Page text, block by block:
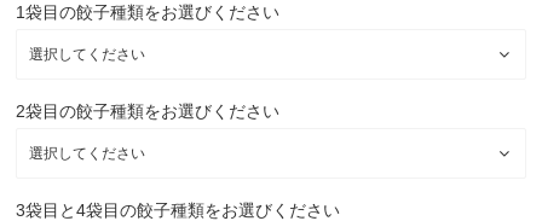
1袋目の餃子種類をお選びください
2袋目の餃子種類をお選びください
3袋目と4袋目の餃子種類をお選びください